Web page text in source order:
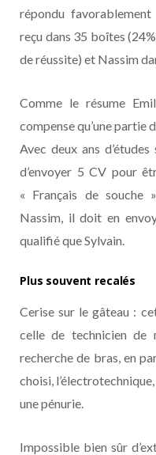
répondu
reçu dans 35 boîtes
de réussite) et Nassim
Comme le résume
compense qu’une partie
Avec deux ans
d’envoyer 5 CV pour
« Français de souche
Nassim, il doit en
qualifié que Sylvain.
Plus souvent recalés
Cerise sur le gâteau :
celle de technicien de
recherche de bras, en
choisi,
une pénurie.
Impossible bien sûr